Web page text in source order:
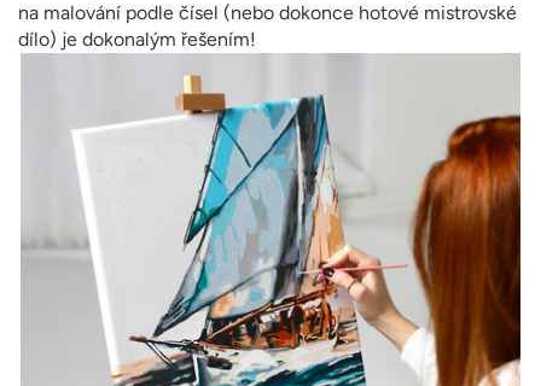
na malování podle čísel (nebo dokonce hotové mistrovské
dílo) je dokonalým řešením!